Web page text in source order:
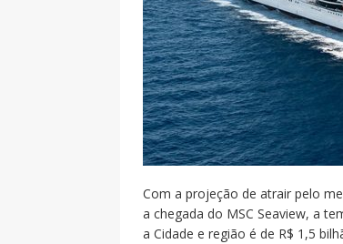
Com a projeção de atrair pelo
a chegada do MSC Seaview, a
a Cidade e região é de R$ 1,5